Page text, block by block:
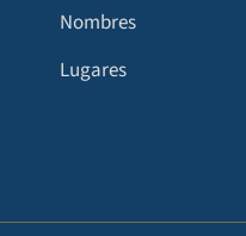
Nombres
Lugares